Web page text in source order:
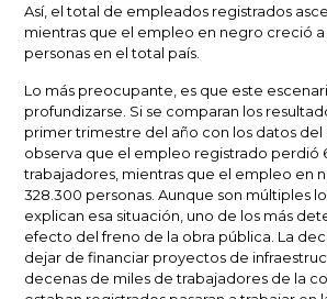
Así, el total de empleados registrados
mientras que el empleo en negro creció a
personas en el total país.
Lo más preocupante, es que este
profundizarse. Si se comparan los
primer trimestre del año con los datos del
observa que el empleo registrado perdió
trabajadores, mientras que el empleo en
328.300 personas. Aunque son múltiples
explican esa situación, uno de los más
efecto del freno de la obra pública. La
dejar de financiar proyectos de
decenas de miles de trabajadores de la